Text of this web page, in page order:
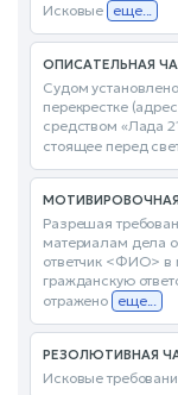
Исковые еще...
ОПИСАТЕЛЬНАЯ
Судом
перекрестке
средством «Лада
стоящее перед
Разрешая
материалам дела
ответчик <ФИО> в
гражданскую
отражено еще...
РЕЗОЛЮТИВНАЯ
Исковые